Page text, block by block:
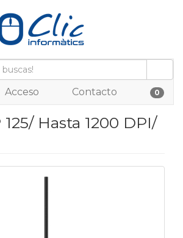
Acceso Contacto 0
Hasta 1200 DPI/